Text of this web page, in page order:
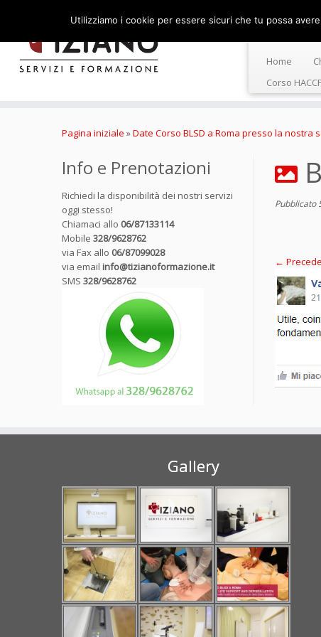
Home
Corso
Pagina iniziale »Date Corso BLSD a Roma presso la nostra
Info e Prenotazioni
Richiedi la disponibilità dei nostri servizi
oggi stesso!
Chiamaci allo 06/87133114
Mobile 328/9628762
via Fax allo 06/87099028
via email info@tizianoformazione.it
SMS 328/9628762
Pubblicato
←
Gallery
Utilizziamo i cookie per essere sicuri che tu possa